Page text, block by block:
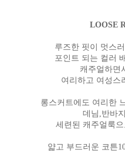
LOOSE
루즈한 핏이 멋스
포인트 되는 컬러
캐주얼하면
여리하고 여성스
롱스커트에도 여리한
데님,반바
세련된 캐주얼룩
얇고 부드러운 코튼